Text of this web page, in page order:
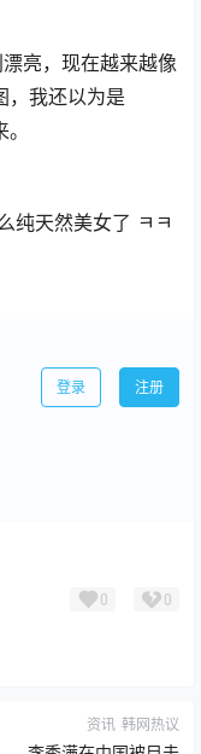
亮，现在越来越像
，我还以为是
纯天然美女了 ㅋㅋ
登录 注册
0 0
资讯 韩网热议